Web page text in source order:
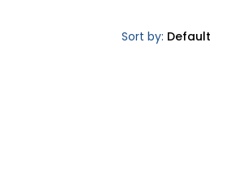
Sort by: Default